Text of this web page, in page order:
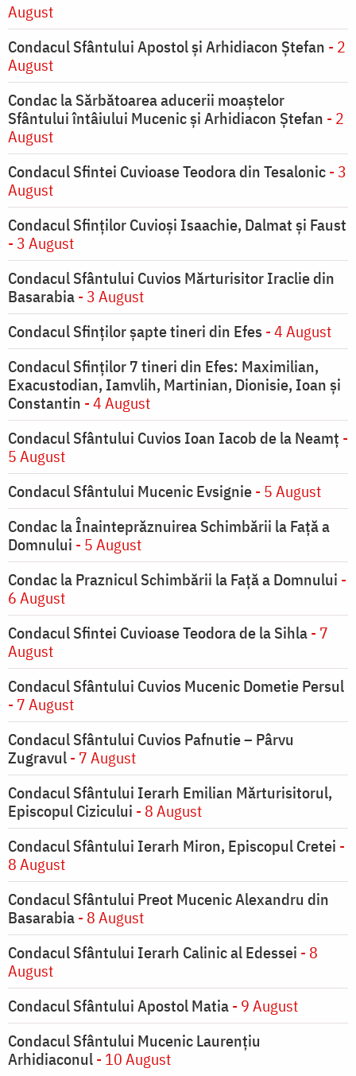
August
Condacul Sfântului Apostol și Arhidiacon Ștefan - 2
August
Condac la Sărbătoarea aducerii moaştelor
Sfântului întâiului Mucenic şi Arhidiacon Ştefan - 2
August
Condacul Sfintei Cuvioase Teodora din Tesalonic- 3
August
Condacul Sfinţilor Cuvioşi Isaachie, Dalmat şi Faust
- 3 August
Condacul Sfântului Cuvios Mărturisitor Iraclie din
Basarabia- 3 August
Condacul Sfinţilor şapte tineri din Efes - 4 August
Condacul Sfinţilor 7 tineri din Efes: Maximilian,
Exacustodian, Iamvlih, Martinian, Dionisie, Ioan şi
Constantin - 4 August
Condacul Sfântului Cuvios Ioan Iacob de la Neamț -
5 August
Condacul Sfântului Mucenic Evsignie- 5 August
Condac la Înainteprăznuirea Schimbării la Faţă a
Domnului - 5 August
Condac la Praznicul Schimbării la Faţă a Domnului -
6 August
Condacul Sfintei Cuvioase Teodora de la Sihla- 7
August
Condacul Sfântului Cuvios Mucenic Dometie Persul
- 7 August
Condacul Sfântului Cuvios Pafnutie – Pârvu
Zugravul- 7 August
Condacul Sfântului Ierarh Emilian Mărturisitorul,
Episcopul Cizicului - 8 August
Condacul Sfântului Ierarh Miron, Episcopul Cretei -
8 August
Condacul Sfântului Preot Mucenic Alexandru din
Basarabia- 8 August
Condacul Sfântului Ierarh Calinic al Edessei - 8
August
Condacul Sfântului Apostol Matia- 9 August
Condacul Sfântului Mucenic Laurențiu
Arhidiaconul- 10 August